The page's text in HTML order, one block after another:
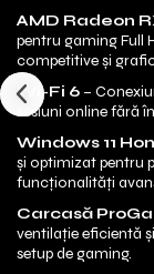
AMD Radeon
pentru gaming Full
competitive și
Wi-Fi 6 –
sesiuni online fără
Windows 11
și optimizat pentru
funcționalități
Carcasă
ventilație eficientă
setup de gaming.